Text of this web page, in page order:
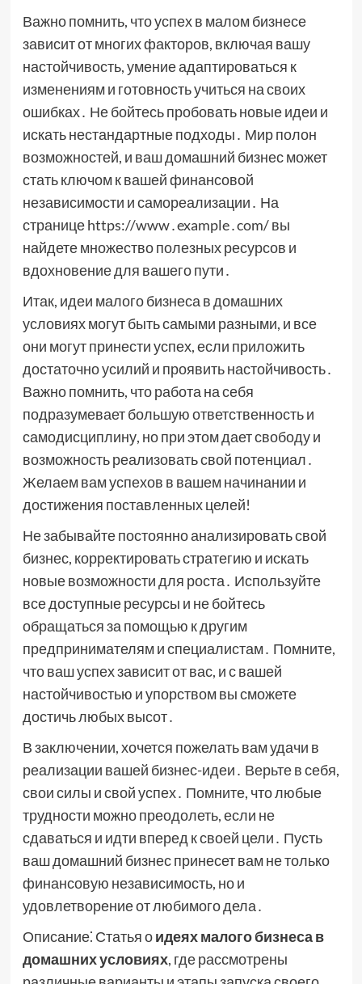
Важно помнить, что успех в малом бизнесе
зависит от многих факторов, включая вашу
настойчивость, умение адаптироваться к
изменениям и готовность учиться на своих
ошибках․ Не бойтесь пробовать новые идеи и
искать нестандартные подходы․ Мир полон
возможностей, и ваш домашний бизнес может
стать ключом к вашей финансовой
независимости и самореализации․ На
странице https://www․example․com/ вы
найдете множество полезных ресурсов и
вдохновение для вашего пути․
Итак, идеи малого бизнеса в домашних
условиях могут быть самыми разными, и все
они могут принести успех, если приложить
достаточно усилий и проявить настойчивость․
Важно помнить, что работа на себя
подразумевает большую ответственность и
самодисциплину, но при этом дает свободу и
возможность реализовать свой потенциал․
Желаем вам успехов в вашем начинании и
достижения поставленных целей!
Не забывайте постоянно анализировать свой
бизнес, корректировать стратегию и искать
новые возможности для роста․ Используйте
все доступные ресурсы и не бойтесь
обращаться за помощью к другим
предпринимателям и специалистам․ Помните,
что ваш успех зависит от вас, и с вашей
настойчивостью и упорством вы сможете
достичь любых высот․
В заключении, хочется пожелать вам удачи в
реализации вашей бизнес-идеи․ Верьте в себя,
свои силы и свой успех․ Помните, что любые
трудности можно преодолеть, если не
сдаваться и идти вперед к своей цели․ Пусть
ваш домашний бизнес принесет вам не только
финансовую независимость, но и
удовлетворение от любимого дела․
Описание⁚ Статья оидеях малого бизнеса в
домашних условиях, где рассмотрены